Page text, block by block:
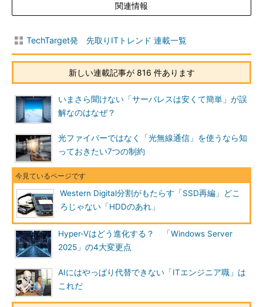
関連情報
TechTarget発 先取りITトレンド 連載一覧
新しい連載記事が 816 件あります
いまさら聞けない「サーバレスは安くて簡単」が誤
解なのはなぜ？
光ファイバーではなく「光無線通信」を使うなら知
っておきたい7つの制約
Western Digital分割がもたらす「SSD再編」どこ
ろじゃない「HDDのあれ」
Hyper-Vはどう進化する？ 「Windows Server
2025」の4大変更点
AIにはやっぱり代替できない「ITエンジニア職」は
これだ